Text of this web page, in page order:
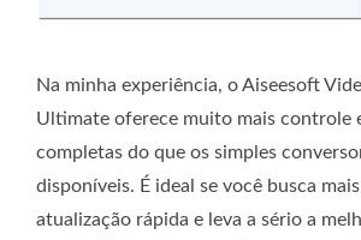
Na minha experiência, o Aiseesoft
Ultimate oferece muito mais controle
completas do que os simples
disponíveis. É ideal se você busca
atualização rápida e leva a sério a